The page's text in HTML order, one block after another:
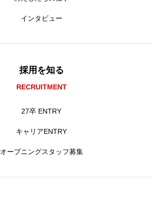
インタビュー
採用を知る
RECRUITMENT
27卒 ENTRY
キャリアENTRY
オープニングスタッフ募集